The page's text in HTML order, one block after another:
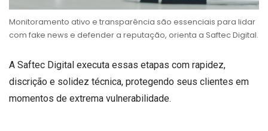
Monitoramento ativo e transparência são essenciais para lidar
com fake news e defender a reputação, orienta a Saftec Digital.
A Saftec Digital executa essas etapas com rapidez,
discrição e solidez técnica, protegendo seus clientes em
momentos de extrema vulnerabilidade.